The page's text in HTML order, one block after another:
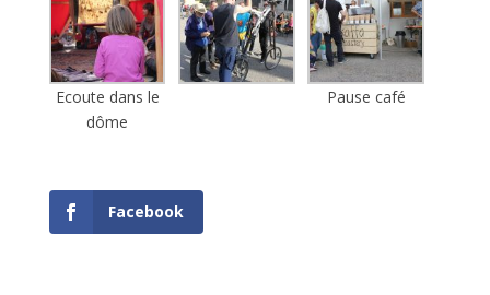
Ecoute dans le
dôme
Pause café
Facebook